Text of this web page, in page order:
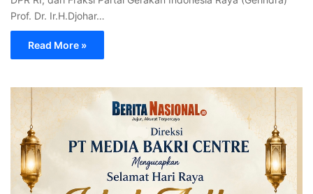
Prof. Dr. Ir.H.Djohar…
Read More »